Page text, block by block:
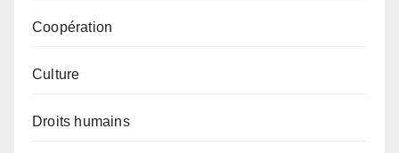
Coopération
Culture
Droits humains